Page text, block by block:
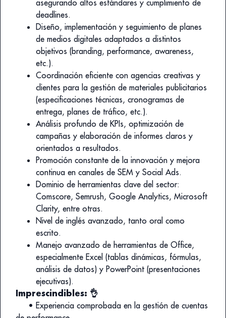
asegurando altos estándares y cumplimiento de
deadlines.
Diseño, implementación y seguimiento de planes
de medios digitales adaptados a distintos
objetivos (branding, performance, awareness,
etc.).
Coordinación eficiente con agencias creativas y
clientes para la gestión de materiales publicitarios
(especificaciones técnicas, cronogramas de
entrega, planes de tráfico, etc.).
Análisis profundo de KPIs, optimización de
campañas y elaboración de informes claros y
orientados a resultados.
Promoción constante de la innovación y mejora
continua en canales de SEM y Social Ads.
Dominio de herramientas clave del sector:
Comscore, Semrush, Google Analytics, Microsoft
Clarity, entre otras.
Nivel de inglés avanzado, tanto oral como
escrito.
Manejo avanzado de herramientas de Office,
especialmente Excel (tablas dinámicas, fórmulas,
análisis de datos) y PowerPoint (presentaciones
ejecutivas).
Imprescindibles: 👌
• Experiencia comprobada en la gestión de cuentas